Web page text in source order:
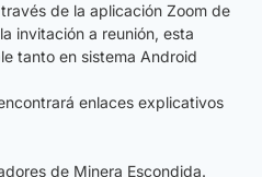
de la aplicación Zoom de
invitación a reunión, esta
tanto en sistema Android
enlaces explicativos
de Minera Escondida.